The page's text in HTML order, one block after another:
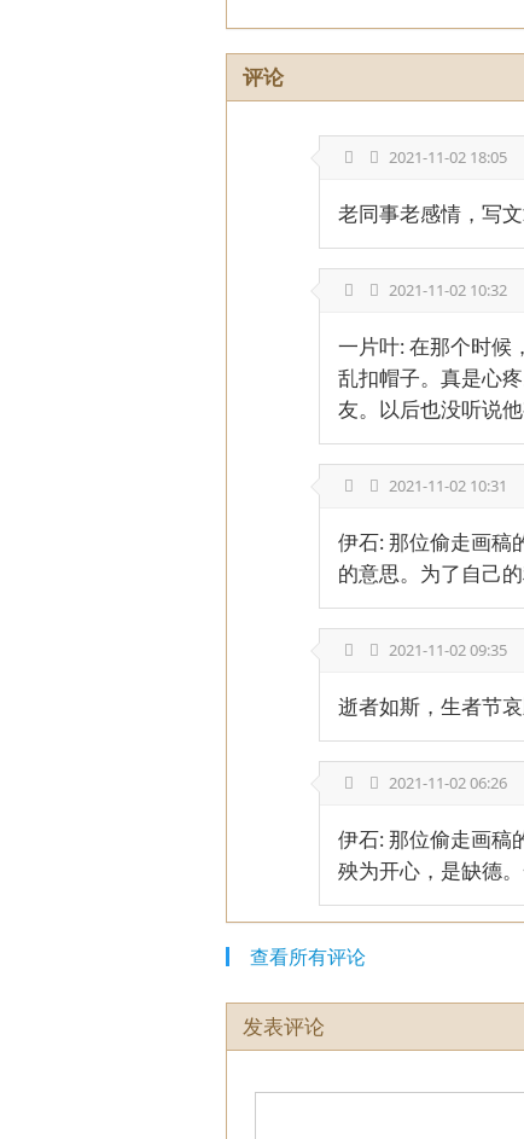
评论
2021-11-02 18:05
老同事老感情，写
2021-11-02 10:32
一片叶: 在那个时候
乱扣帽子。真是心
友。以后也没听说他
2021-11-02 10:31
伊石: 那位偷走画稿
的意思。为了自己
2021-11-02 09:35
逝者如斯，生者节哀
2021-11-02 06:26
伊石: 那位偷走画稿
殃为开心，是缺德
查看所有评论
发表评论